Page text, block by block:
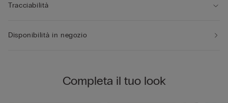
Tracciabilità
Disponibilità in negozio
Completa il tuo look